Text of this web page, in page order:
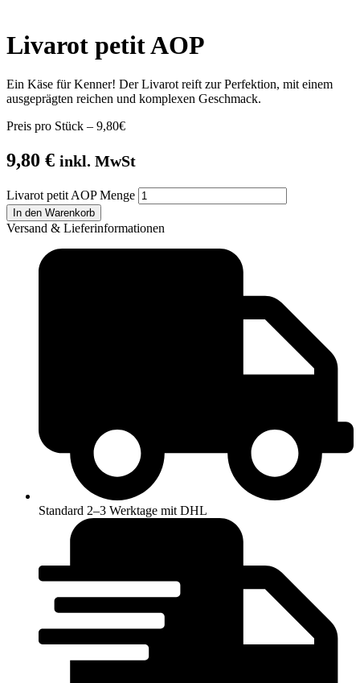
Livarot petit AOP
Ein Käse für Kenner! Der Livarot reift zur Perfektion, mit einem
ausgeprägten reichen und komplexen Geschmack.
Preis pro Stück – 9,80€
9,80 € inkl. MwSt
Livarot petit AOP Menge
In den Warenkorb
Versand & Lieferinformationen
Standard 2–3 Werktage mit DHL